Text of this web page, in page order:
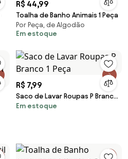
R$ 44,99
Toalha de Banho Animais 1 Peça
Por Peça, de Algodão
Em estoque
R$ 7,99
Saco de Lavar Roupas P Branco 1
Peça
Em estoque